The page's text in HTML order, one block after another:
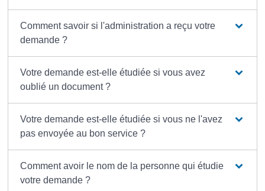
Comment savoir si l'administration a reçu votre
demande ?
Votre demande est-elle étudiée si vous avez
oublié un document ?
Votre demande est-elle étudiée si vous ne l'avez
pas envoyée au bon service ?
Comment avoir le nom de la personne qui étudie
votre demande ?